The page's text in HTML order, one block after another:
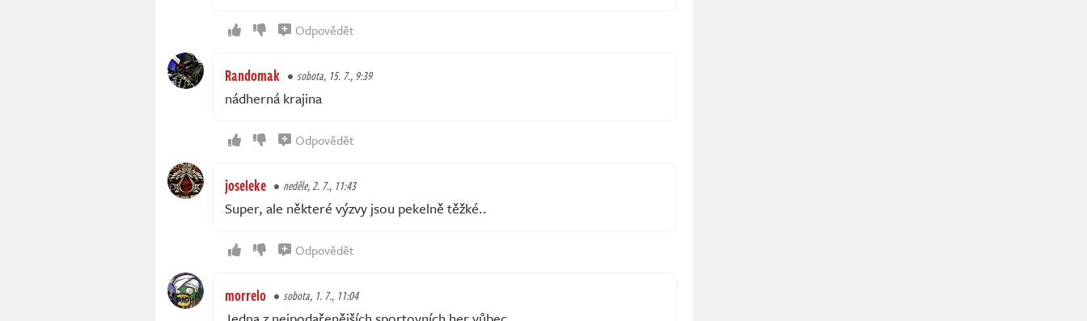
Odpovědět
Randomak sobota, 15. 7., 9:39
nádherná krajina
Odpovědět
joseleke neděle, 2. 7., 11:43
Super, ale některé výzvy jsou pekelně těžké..
Odpovědět
morrelo sobota, 1. 7., 11:04